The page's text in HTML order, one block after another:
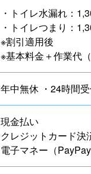
・トイレ水漏れ：
・トイレつまり：
※割引適用後
※基本料金＋作業代（
年中無休 ・24時間
現金払い
クレジットカード決
電子マネー（PayPay